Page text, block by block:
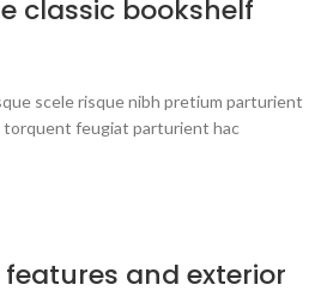
classic bookshelf
scele risque nibh pretium parturient
torquent feugiat parturient hac
and exterior